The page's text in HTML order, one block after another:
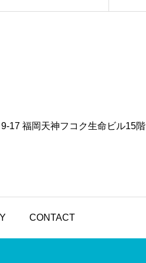
17 福岡天神フコク生命ビル15階
CONTACT